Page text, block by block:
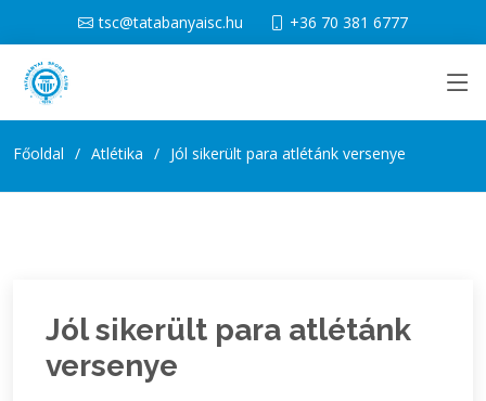
tsc@tatabanyaisc.hu +36 70 381 6777
Főoldal Atlétika Jól sikerült para atlétánk versenye
Jól sikerült para atlétánk
versenye